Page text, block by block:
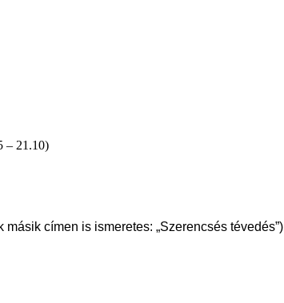
– 21.10)
másik címen is ismeretes: „Szerencsés tévedés”)